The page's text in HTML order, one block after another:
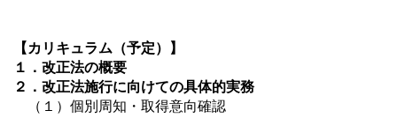
【カリキュラム（予定） 】
１．改正法の概要
２．改正法施行に向けての具体的実務
（１）個別周知・取得意向確認